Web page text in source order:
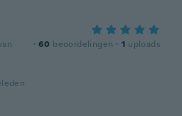
· 60 beoordelingen · 1 uploads